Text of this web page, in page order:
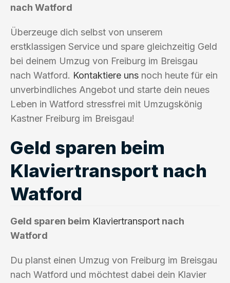
nach Watford
Überzeuge dich selbst von unserem
erstklassigen Service und spare gleichzeitig Geld
bei deinem Umzug von Freiburg im Breisgau
nach Watford. Kontaktiere uns noch heute für ein
unverbindliches Angebot und starte dein neues
Leben in Watford stressfrei mit Umzugskönig
Kastner Freiburg im Breisgau!
Geld sparen beim
Klaviertransport nach
Watford
Geld sparen beim Klaviertransport nach
Watford
Du planst einen Umzug von Freiburg im Breisgau
nach Watford und möchtest dabei dein Klavier